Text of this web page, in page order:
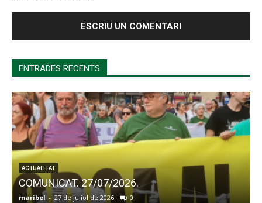
ENTRADES RECENTS
ACTUALITAT
COMUNICAT. 27/07/2026.
maribel - 27 de juliol de 2026 0